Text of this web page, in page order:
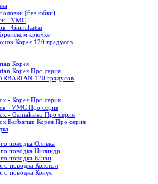
(без юбки)
- VMC
- Gamakatsu
крючке
Корея 120 градусов
Корея
Корея Про серия
120 градусов
- Корея Про серия
- VMC Про серия
- Gamakatsu Про серия
Barbarian Корея Про серия
поводка Оливка
поводка Цилиндр
поводка Банан
поводка Колокол
поводка Конус